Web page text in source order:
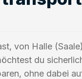
von Halle
du
ohne dabei